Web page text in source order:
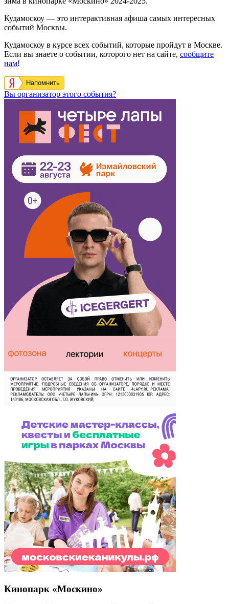
Кудамоскоу — это интерактивная афиша самых интересных
событий Москвы.
Кудамоскоу в курсе всех событий, которые пройдут в Москве.
Если вы знаете о событии, которого нет на сайте, сообщите
нам!
Напомнить
Вы организатор этого события?
Кинопарк «Москино»